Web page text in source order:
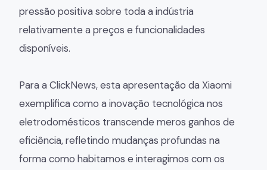
pressão positiva sobre toda a indústria
relativamente a preços e funcionalidades
disponíveis.
Para a ClickNews, esta apresentação da Xiaomi
exemplifica como a inovação tecnológica nos
eletrodomésticos transcende meros ganhos de
eficiência, refletindo mudanças profundas na
forma como habitamos e interagimos com os